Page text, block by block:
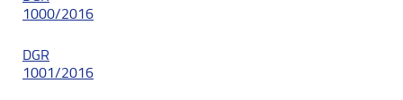
1000/2016
DGR
1001/2016